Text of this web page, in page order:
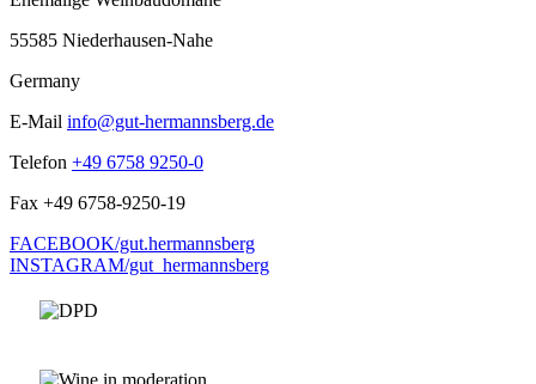
55585 Niederhausen-Nahe
Germany
E-Mail info@gut-hermannsberg.de
Telefon +49 6758 9250-0
Fax +49 6758-9250-19
FACEBOOK/gut.hermannsberg
INSTAGRAM/gut_hermannsberg